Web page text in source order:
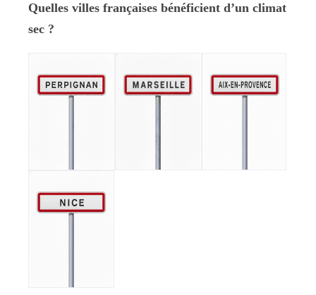
Quelles villes françaises bénéficient d’un climat
sec ?